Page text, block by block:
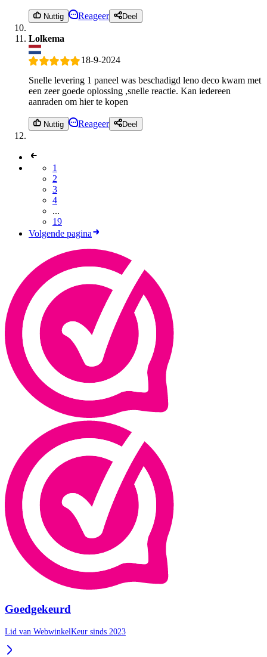
Nuttig Reageer Deel
Lolkema
18-9-2024
Snelle levering 1 paneel was beschadigd leno deco kwam met
een zeer goede oplossing ,snelle reactie. Kan iedereen
aanraden om hier te kopen
Nuttig Reageer Deel
1
2
3
4
...
19
Volgende pagina
Goedgekeurd
Lid van WebwinkelKeur sinds 2023